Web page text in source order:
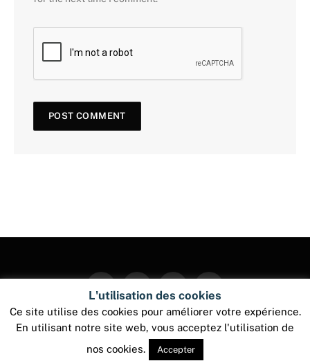
FacebookTwitter InstagramPinterest
© 2026 ThemeSphere. Designed byThemeSphere.
L'utilisation des cookies
Ce site utilise des cookies pour améliorer votre expérience.
En utilisant notre site web, vous acceptez l'utilisation de
nos cookies.
Accepter